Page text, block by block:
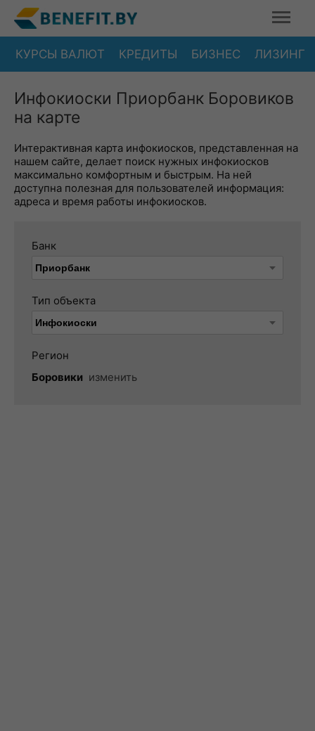
КУРСЫ ВАЛЮТ КРЕДИТЫ БИЗНЕС ЛИЗИНГ
Инфокиоски Приорбанк Боровиков
на карте
Интерактивная карта инфокиосков, представленная на
нашем сайте, делает поиск нужных инфокиосков
максимально комфортным и быстрым. На ней
доступна полезная для пользователей информация:
адреса и время работы инфокиосков.
Банк
Тип объекта
Регион
Боровики изменить